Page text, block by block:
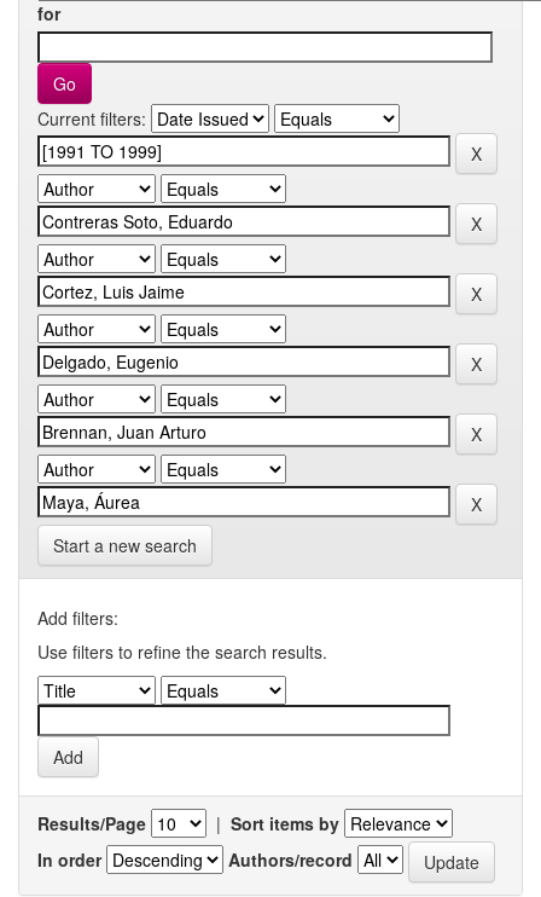
for
Current filters:
Start a new search
Add filters:
Use filters to refine the search results.
Results/Page | Sort items by
In order
Authors/record